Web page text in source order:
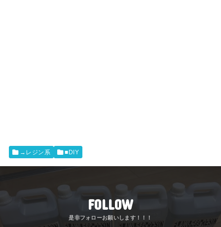
→レジン系 ■DIY
FOLLOW